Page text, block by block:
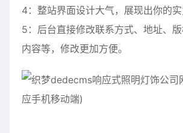
4：整站界面设计大气，展现出你的实
5：后台直接修改联系方式、地址、
内容等，修改更加方便。